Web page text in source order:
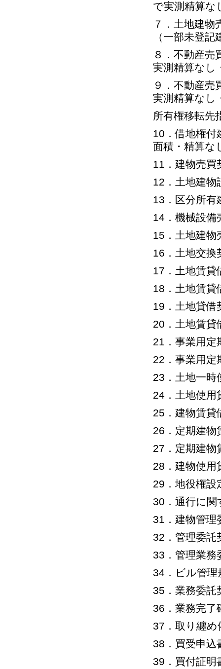
で実測精算な
７．土地建物
（一部未登
８．不動産売
実測精算なし
９．不動産売
実測精算なし
所有権移転
10．借地権付
面積・精算な
11．建物売買
12．土地建物
13．区分所有
14．機械設備
15．土地建物
16．土地交換
17．土地賃貸
18．土地賃貸
19．土地貸借
20．土地賃貸
21．事業用定
22．事業用定
23．土地一時
24．土地使用
25．建物賃貸
26．定期建物
27．定期建物
28．建物使用
29．地役権設
30．通行に関
31．建物管理
32．管理委託
33．管理業務
34．ビル管理
35．業務委託
36．業務完了
37．取り纏め
38．買受申込
39．買付証明